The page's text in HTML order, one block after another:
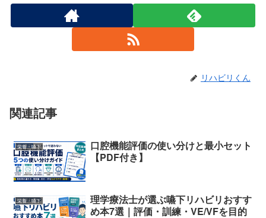
リハビリくん
関連記事
栄養・嚥下
口腔機能評価の使い分けと最小セット
【PDF付き】
栄養・嚥下
理学療法士が選ぶ嚥下リハビリおすす
め本7選｜評価・訓練・VE/VFを目的